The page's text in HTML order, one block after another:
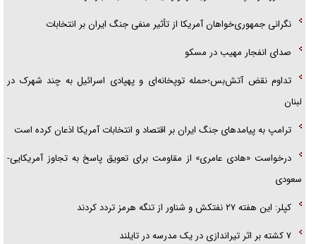
نگرانی جمهوری‌خواهان آمریکا از تأثیر منفی جنگ ایران بر انتخابات
صدای انفجار مهیب در مسکو
تداوم نقض آتش‌بس؛حمله توپخانه‌ای و پهپادی اسرائیل به چند شهرک در
لبنان
ترامپ به پیامدهای جنگ ایران بر اقتصاد و انتخابات آمریکا اذعان کرده است
درخواست «هادی عامری» از مقاومت برای تعویق پاسخ به تجاوز آمریکایی-
سعودی
کپلر: این هفته ۲۷ نفتکش و شناور از تنگه هرمز تردد کردند
۷ کشته بر اثر تیراندازی در یک مدرسه در تایلند